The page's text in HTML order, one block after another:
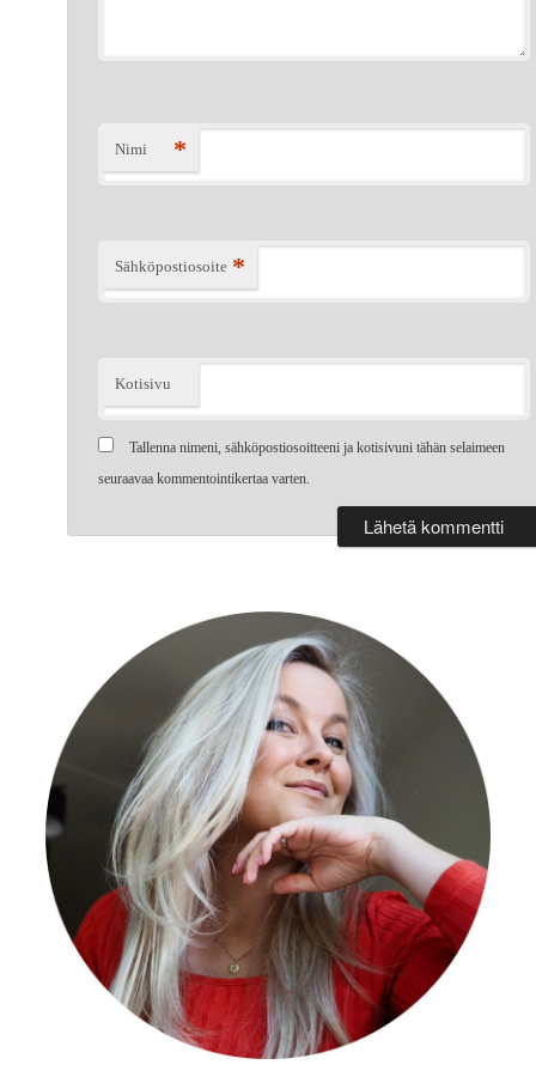
Nimi *
Sähköpostiosoite *
Kotisivu
Tallenna nimeni, sähköpostiosoitteeni ja kotisivuni tähän selaimeen
seuraavaa kommentointikertaa varten.